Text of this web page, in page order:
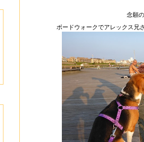
念願
ボードウォークでアレックス兄